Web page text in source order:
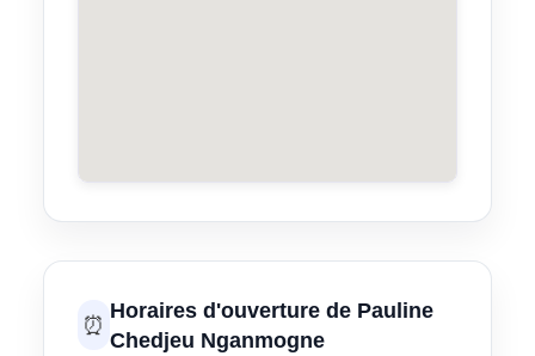
⏰ Horaires d'ouverture de Pauline
Chedjeu Nganmogne